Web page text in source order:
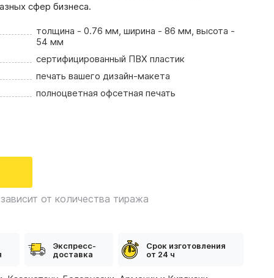
сфер бизнеса.
толщина - 0.76 мм, ширина - 86 мм, высота -
54 мм
сертифицированный ПВХ пластик
печать вашего дизайн-макета
полноцветная офсетная печать
от количества тиража
Экспресс-
доставка
Срок изготовления
от 24 ч